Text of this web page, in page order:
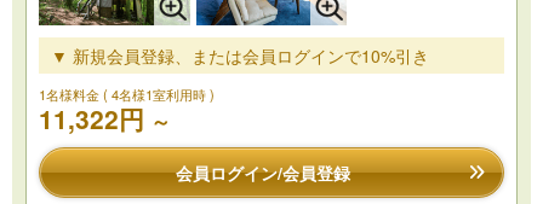
▼ 新規会員登録、または会員ログインで10%引き
1名様料金( 4名様1室利用時 )
11,322円 ～
会員ログイン/会員登録